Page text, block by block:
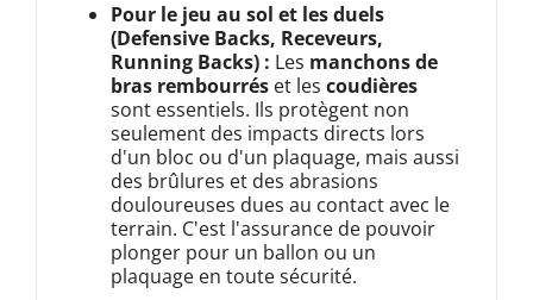
Pour le jeu au sol et les duels
(Defensive Backs, Receveurs,
Running Backs) : Les manchons de
bras rembourrés et les coudières
sont essentiels. Ils protègent non
seulement des impacts directs lors
d'un bloc ou d'un plaquage, mais aussi
des brûlures et des abrasions
douloureuses dues au contact avec le
terrain. C'est l'assurance de pouvoir
plonger pour un ballon ou un
plaquage en toute sécurité.